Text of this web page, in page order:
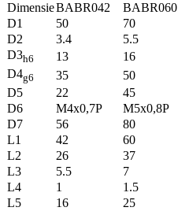
DimensieBABR042 BABR060
D1
50 70
D2
3.4 5.5
D3h6 13 16
D4g6 35 50
D5
22 45
D6
M4x0,7P M5x0,8P
D7
56 80
L1
42 60
L2
26 37
L3
5.5 7
L4
1 1.5
L5
16 25